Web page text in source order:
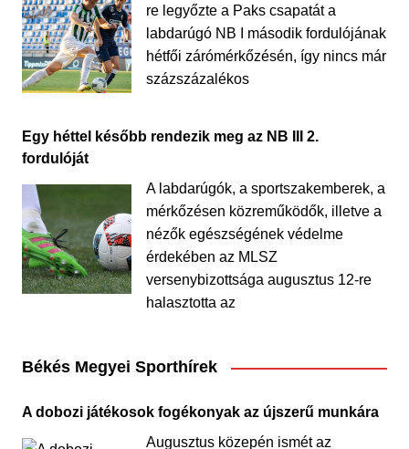
re legyőzte a Paks csapatát a
labdarúgó NB I második fordulójának
hétfői zárómérkőzésén, így nincs már
százszázalékos
Egy héttel később rendezik meg az NB III 2.
fordulóját
A labdarúgók, a sportszakemberek, a
mérkőzésen közreműködők, illetve a
nézők egészségének védelme
érdekében az MLSZ
versenybizottsága augusztus 12-re
halasztotta az
Békés Megyei Sporthírek
A dobozi játékosok fogékonyak az újszerű munkára
Augusztus közepén ismét az